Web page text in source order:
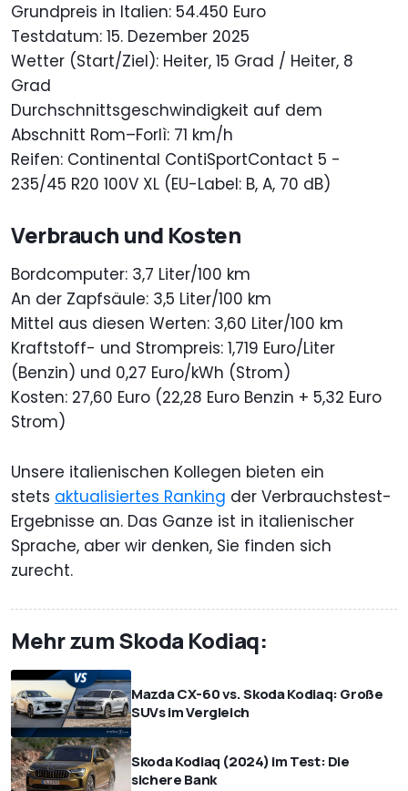
Grundpreis in Italien: 54.450 Euro
Testdatum: 15. Dezember 2025
Wetter (Start/Ziel): Heiter, 15 Grad / Heiter, 8
Grad
Durchschnittsgeschwindigkeit auf dem
Abschnitt Rom–Forlì: 71 km/h
Reifen: Continental ContiSportContact 5 -
235/45 R20 100V XL (EU-Label: B, A, 70 dB)
Verbrauch und Kosten
Bordcomputer: 3,7 Liter/100 km
An der Zapfsäule: 3,5 Liter/100 km
Mittel aus diesen Werten: 3,60 Liter/100 km
Kraftstoff- und Strompreis: 1,719 Euro/Liter
(Benzin) und 0,27 Euro/kWh (Strom)
Kosten: 27,60 Euro (22,28 Euro Benzin + 5,32 Euro
Strom)
Unsere italienischen Kollegen bieten ein
stets aktualisiertes Ranking der Verbrauchstest-
Ergebnisse an. Das Ganze ist in italienischer
Sprache, aber wir denken, Sie finden sich
zurecht.
Mehr zum Skoda Kodiaq:
Mazda CX-60 vs. Skoda Kodiaq: Große
SUVs im Vergleich
Skoda Kodiaq (2024) im Test: Die
sichere Bank